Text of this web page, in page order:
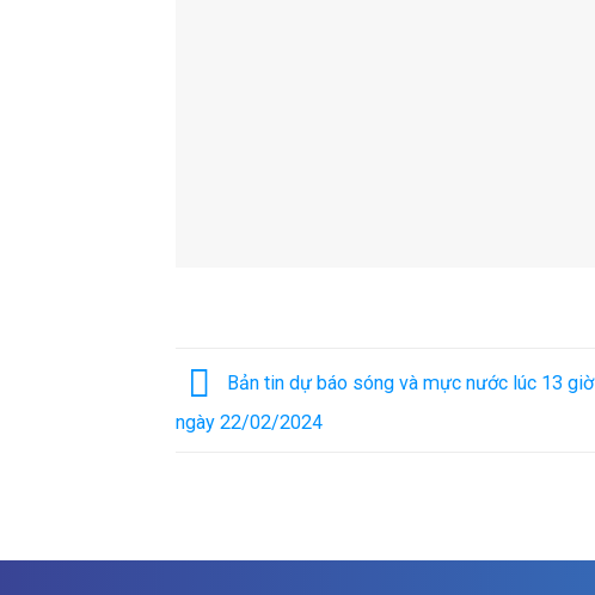
Bản tin dự báo sóng và mực nước lúc 13 giờ
ngày 22/02/2024